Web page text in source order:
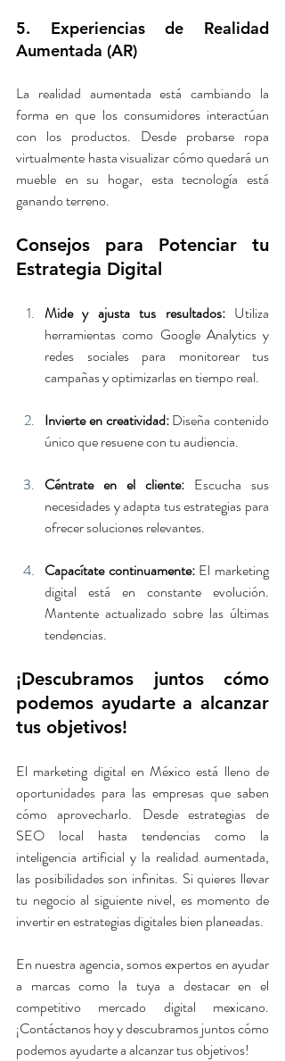
5. Experiencias de Realidad
Aumentada (AR)
La realidad aumentada está cambiando la
forma en que los consumidores interactúan
con los productos. Desde probarse ropa
virtualmente hasta visualizar cómo quedará un
mueble en su hogar, esta tecnología está
ganando terreno.
Consejos para Potenciar tu
Estrategia Digital
Mide y ajusta tus resultados: Utiliza
herramientas como Google Analytics y
redes sociales para monitorear tus
campañas y optimizarlas en tiempo real.
Invierte en creatividad: Diseña contenido
único que resuene con tu audiencia.
Céntrate en el cliente: Escucha sus
necesidades y adapta tus estrategias para
ofrecer soluciones relevantes.
Capacítate continuamente: El marketing
digital está en constante evolución.
Mantente actualizado sobre las últimas
tendencias.
¡Descubramos juntos cómo
podemos ayudarte a alcanzar
tus objetivos!
El marketing digital en México está lleno de
oportunidades para las empresas que saben
cómo aprovecharlo. Desde estrategias de
SEO local hasta tendencias como la
inteligencia artificial y la realidad aumentada,
las posibilidades son infinitas. Si quieres llevar
tu negocio al siguiente nivel, es momento de
invertir en estrategias digitales bien planeadas.
En nuestra agencia, somos expertos en ayudar
a marcas como la tuya a destacar en el
competitivo mercado digital mexicano.
¡Contáctanos hoy y descubramos juntos cómo
podemos ayudarte a alcanzar tus objetivos!